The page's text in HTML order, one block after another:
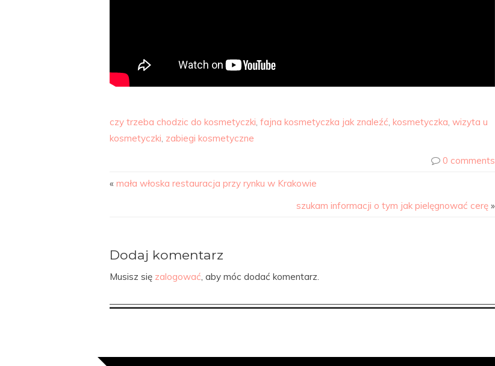
czy trzeba chodzic do kosmetyczki, fajna kosmetyczka jak znaleźć, kosmetyczka, wizyta u
kosmetyczki, zabiegi kosmetyczne
0 comments
« mała włoska restauracja przy rynku w Krakowie
szukam informacji o tym jak pielęgnować cerę »
Dodaj komentarz
Musisz się zalogować, aby móc dodać komentarz.